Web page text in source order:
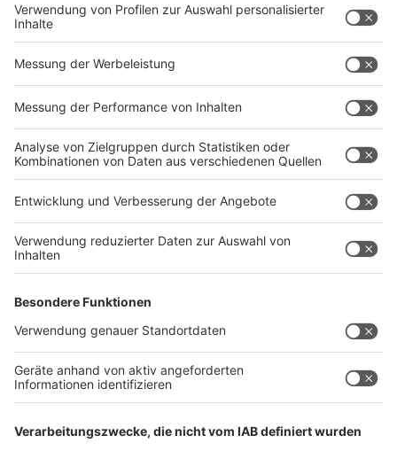
Die weiteren Termine der Comedy Camp-
Tour
Anzeige
Comedy Camp in Unna
Comedy Camp in Wuppertal
Comedy Camp in Bergheim
Alle Termine in der Übersicht
Anzeige